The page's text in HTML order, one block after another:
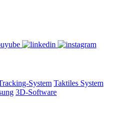
System Taktiles System
3D-Software